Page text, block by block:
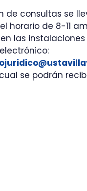
de consultas se
horario de 8-11
las
se podrán